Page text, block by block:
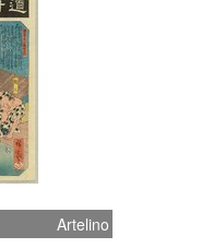
Artelino